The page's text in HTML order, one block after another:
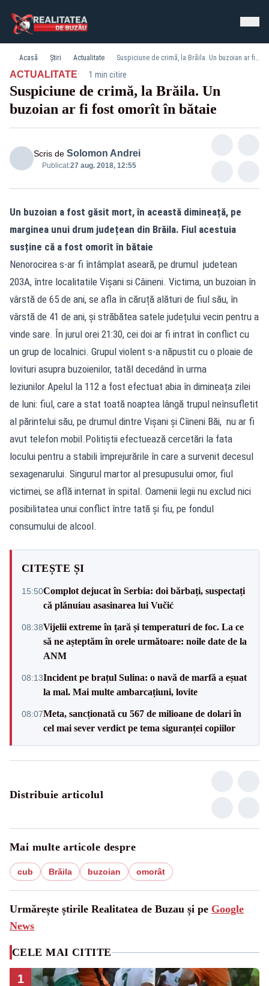
Acasă Știri Actualitate Suspiciune de crimă, la Brăila. Un buzoian ar fi fost omorît în bătaie
ACTUALITATE· 1 min citire
Suspiciune de crimă, la Brăila. Un
buzoian ar fi fost omorît în bătaie
Scris de Solomon Andrei
Publicat:27 aug. 2018, 12:55
Un buzoian a fost găsit mort, în această dimineață, pe
marginea unui drum județean din Brăila. Fiul acestuia
susține că a fost omorît în bătaie
Nenorocirea s-ar fi întâmplat aseară, pe drumul judetean
203A, între localitatile Vișani si Câineni. Victima, un buzoian în
vârstă de 65 de ani, se afla în căruță alături de fiul său, în
vârstă de 41 de ani, și străbătea satele județului vecin pentru a
vinde sare. În jurul orei 21:30, cei doi ar fi intrat în conflict cu
un grup de localnici. Grupul violent s-a năpustit cu o ploaie de
lovituri asupra buzoienilor, tatăl decedând în urma
leziunilor.Apelul la 112 a fost efectuat abia în dimineața zilei
de luni: fiul, care a stat toată noaptea lângă trupul neînsufletit
al părintelui său, pe drumul dintre Vișani și Cîineni Băi, nu ar fi
avut telefon mobil.Politiștii efectuează cercetări la fata
locului pentru a stabili împrejurările în care a survenit decesul
sexagenarului. Singurul martor al presupusului omor, fiul
victimei, se află internat în spital. Oamenii legii nu exclud nici
posibilitatea unui conflict între tată și fiu, pe fondul
consumului de alcool.
CITEȘTE ȘI
15:50Complot dejucat în Serbia: doi bărbați, suspectați
că plănuiau asasinarea lui Vučić
08:38Vijelii extreme în țară și temperaturi de foc. La ce
să ne așteptăm în orele următoare: noile date de la
ANM
08:13Incident pe brațul Sulina: o navă de marfă a eșuat
la mal. Mai multe ambarcațiuni, lovite
08:07Meta, sancționată cu 567 de milioane de dolari în
cel mai sever verdict pe tema siguranței copiilor
Distribuie articolul
Mai multe articole despre
cub Brăila buzoian omorât
Urmărește știrile Realitatea de Buzau și pe Google
News
CELE MAI CITITE
1